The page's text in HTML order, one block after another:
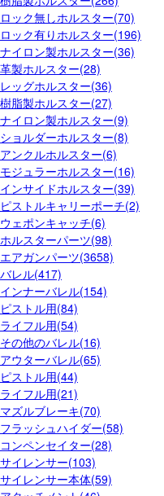
ロック無しホルスター(70)
ロック有りホルスター(196)
ナイロン製ホルスター(36)
革製ホルスター(28)
レッグホルスター(36)
樹脂製ホルスター(27)
ナイロン製ホルスター(9)
ショルダーホルスター(8)
アンクルホルスター(6)
モジュラーホルスター(16)
インサイドホルスター(39)
ピストルキャリーポーチ(2)
ウェポンキャッチ(6)
ホルスターパーツ(98)
エアガンパーツ(3658)
バレル(417)
インナーバレル(154)
ピストル用(84)
ライフル用(54)
その他のバレル(16)
アウターバレル(65)
ピストル用(44)
ライフル用(21)
マズルブレーキ(70)
フラッシュハイダー(58)
コンペンセイター(28)
サイレンサー(103)
サイレンサー本体(59)